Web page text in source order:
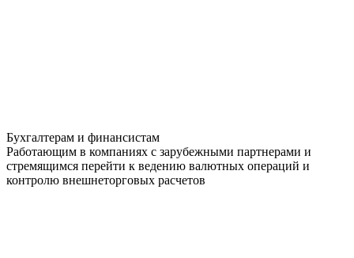
Бухгалтерам и финансистам
Работающим в компаниях с зарубежными партнерами и
стремящимся перейти к ведению валютных операций и
контролю внешнеторговых расчетов